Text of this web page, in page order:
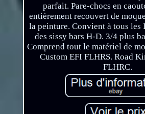
parfait. Pare-chocs en
entièrement recouvert de
la peinture. Convient à tous les
des sissy bars H-D. 3/4 plus
Comprend tout le matériel de
Custom EFI FLHRS. Road
FLHRC.